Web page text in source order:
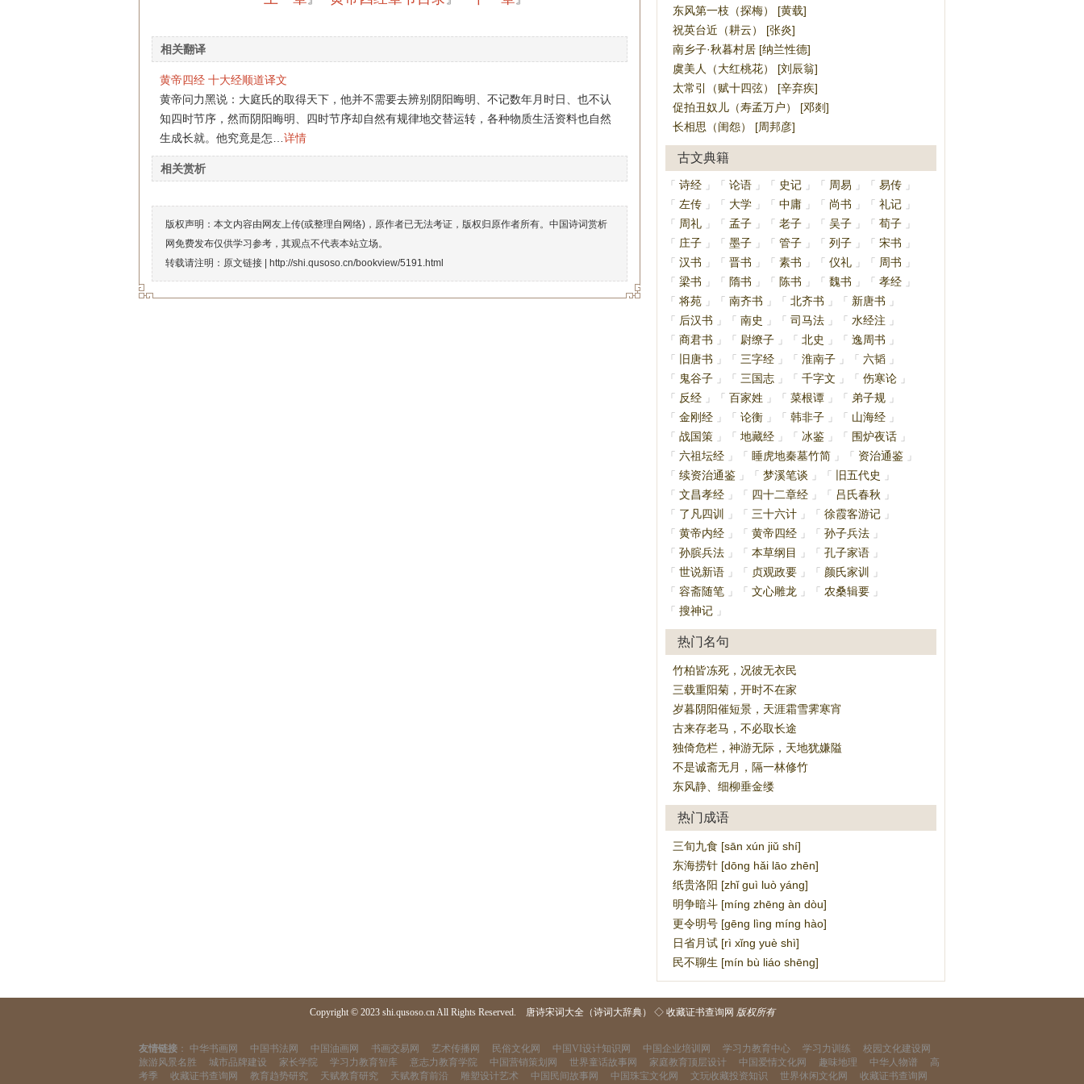
相关翻译
黄帝四经 十大经顺道译文
黄帝问力黑说：大庭氏的取得天下，他并不需要去辨别阴阳晦明、不记数年月时日、也不认
知四时节序，然而阴阳晦明、四时节序却自然有规律地交替运转，各种物质生活资料也自然
生成长就。他究竟是怎… 详情
相关赏析
版权声明：本文内容由网友上传(或整理自网络)，原作者已无法考证，版权归原作者所有。中国诗词赏析
网免费发布仅供学习参考，其观点不代表本站立场。
转载请注明：原文链接 | http://shi.qusoso.cn/bookview/5191.html
东风第一枝（探梅） [黄载]
祝英台近（耕云） [张炎]
南乡子·秋暮村居 [纳兰性德]
虞美人（大红桃花） [刘辰翁]
太常引（赋十四弦） [辛弃疾]
促拍丑奴儿（寿孟万户） [邓剡]
长相思（闺怨） [周邦彦]
古文典籍
「 诗经 」 「 论语 」 「 史记 」 「 周易 」 「 易传 」
「
左传 」 「 大学 」 「 中庸 」 「 尚书 」 「 礼记 」
「
周礼 」 「 孟子 」 「 老子 」 「 吴子 」 「 荀子 」
「
庄子 」 「 墨子 」 「 管子 」 「 列子 」 「 宋书
」
「 汉书 」 「 晋书 」 「 素书 」 「 仪礼 」 「 周书
」
「 梁书 」 「 隋书 」 「 陈书 」 「 魏书 」 「 孝经 」
「 将苑 」 「 南齐书 」 「 北齐书 」 「 新唐书
」
「
后汉书 」 「 南史 」 「 司马法 」 「 水经注
」
「 商君书 」 「 尉缭子 」 「 北史 」 「 逸周书
」
「
旧唐书 」 「 三字经 」 「 淮南子 」 「 六韬 」
「
鬼谷子 」 「 三国志 」 「 千字文 」 「 伤寒论 」
「
反经 」 「 百家姓 」 「 菜根谭 」 「 弟子规 」
「 金刚经 」 「 论衡 」 「 韩非子 」 「 山海经 」
「 战国策 」 「 地藏经 」 「 冰鉴 」 「 围炉夜话 」
「 六祖坛经 」 「 睡虎地秦墓竹简 」 「 资治通鉴 」
「 续资治通鉴 」 「 梦溪笔谈 」 「 旧五代史
」
「 文昌孝经 」 「 四十二章经 」 「 吕氏春秋
」
「
了凡四训 」 「 三十六计 」 「 徐霞客游记 」
「 黄帝内经 」 「 黄帝四经 」 「 孙子兵法 」
「 孙膑兵法 」 「 本草纲目 」 「 孔子家语 」
「 世说新语 」 「 贞观政要 」 「 颜氏家训
」
「 容斋随笔 」 「 文心雕龙 」 「 农桑辑要 」
「 搜神记 」
热门名句
竹柏皆冻死，况彼无衣民
三载重阳菊，开时不在家
岁暮阴阳催短景，天涯霜雪霁寒宵
古来存老马，不必取长途
独倚危栏，神游无际，天地犹嫌隘
不是诚斋无月，隔一林修竹
东风静、细柳垂金缕
热门成语
三旬九食 [sān xún jiǔ shí]
东海捞针 [dōng hǎi lāo zhēn]
纸贵洛阳 [zhǐ guì luò yáng]
明争暗斗 [míng zhēng àn dòu]
更令明号 [gēng lìng míng hào]
日省月试 [rì xǐng yuè shì]
民不聊生 [mín bù liáo shēng]
Copyright © 2023 shi.qusoso.cn All Rights Reserved. 唐诗宋词大全（诗词大辞典） ◇ 收藏证书查询网 版权所有
友情链接 ： 中华书画网 中国书法网 中国油画网 书画交易网 艺术传播网 民俗文化网 中国VI设计知识网 中国企业培训网 学习力教育中心 学习力训练
校园文化建设网
旅游风景名胜
城市品牌建设 家长学院 学习力教育智库 意志力教育学院 中国营销策划网 世界童话故事网 家庭教育顶层设计 中国爱情文化网 趣味地理 中华人物谱
高
考季
收藏证书查询网 教育趋势研究 天赋教育研究 天赋教育前沿 雕塑设计艺术 中国民间故事网 中国珠宝文化网 文玩收藏投资知识 世界休闲文化网 收藏证书查询网